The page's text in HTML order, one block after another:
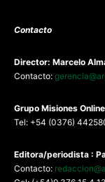
Contacto
Director: Marcelo
Contacto:
Grupo Misiones
Tel: +54 (0376)
Editora/periodista :
Contacto: